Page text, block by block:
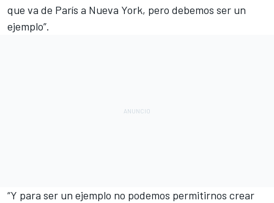
que va de París a Nueva York, pero debemos ser un
ejemplo”.
“Y para ser un ejemplo no podemos permitirnos crear